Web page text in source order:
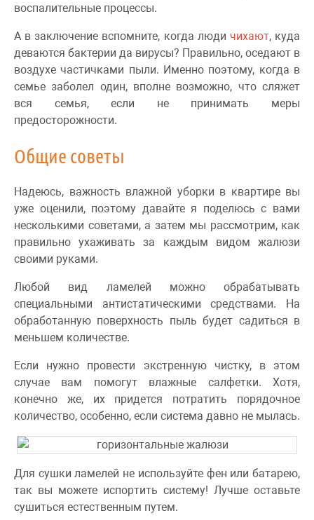
воспалительные процессы.
А в заключение вспомните, когда люди чихают, куда
деваются бактерии да вирусы? Правильно, оседают в
воздухе частичками пыли. Именно поэтому, когда в
семье заболел один, вполне возможно, что сляжет
вся семья, если не принимать меры
предосторожности.
Общие советы
Надеюсь, важность влажной уборки в квартире вы
уже оценили, поэтому давайте я поделюсь с вами
несколькими советами, а затем мы рассмотрим, как
правильно ухаживать за каждым видом жалюзи
своими руками.
Любой вид ламелей можно обрабатывать
специальными антистатическими средствами. На
обработанную поверхность пыль будет садиться в
меньшем количестве.
Если нужно провести экстренную чистку, в этом
случае вам помогут влажные салфетки. Хотя,
конечно же, их придется потратить порядочное
количество, особенно, если система давно не мылась.
Для сушки ламелей не используйте фен или батарею,
так вы можете испортить систему! Лучше оставьте
сушиться естественным путем.